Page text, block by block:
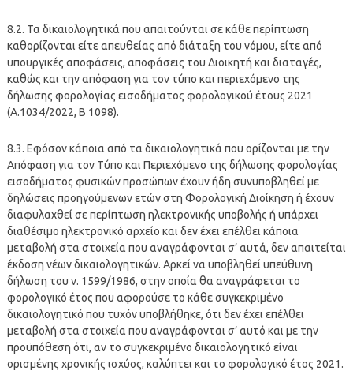
8.2. Τα δικαιολογητικά που απαιτούνται σε κάθε περίπτωση
καθορίζονται είτε απευθείας από διάταξη του νόμου, είτε από
υπουργικές αποφάσεις, αποφάσεις του Διοικητή και διαταγές,
καθώς και την απόφαση για τον τύπο και περιεχόμενο της
δήλωσης φορολογίας εισοδήματος φορολογικού έτους 2021
(Α.1034/2022, Β 1098).
8.3. Εφόσον κάποια από τα δικαιολογητικά που ορίζονται με την
Απόφαση για τον Τύπο και Περιεχόμενο της δήλωσης φορολογίας
εισοδήματος φυσικών προσώπων έχουν ήδη συνυποβληθεί με
δηλώσεις προηγούμενων ετών στη Φορολογική Διοίκηση ή έχουν
διαφυλαχθεί σε περίπτωση ηλεκτρονικής υποβολής ή υπάρχει
διαθέσιμο ηλεκτρονικό αρχείο και δεν έχει επέλθει κάποια
μεταβολή στα στοιχεία που αναγράφονται σ’ αυτά, δεν απαιτείται
έκδοση νέων δικαιολογητικών. Αρκεί να υποβληθεί υπεύθυνη
δήλωση του ν. 1599/1986, στην οποία θα αναγράφεται το
φορολογικό έτος που αφορούσε το κάθε συγκεκριμένο
δικαιολογητικό που τυχόν υποβλήθηκε, ότι δεν έχει επέλθει
μεταβολή στα στοιχεία που αναγράφονται σ’ αυτό και με την
προϋπόθεση ότι, αν το συγκεκριμένο δικαιολογητικό είναι
ορισμένης χρονικής ισχύος, καλύπτει και το φορολογικό έτος 2021.